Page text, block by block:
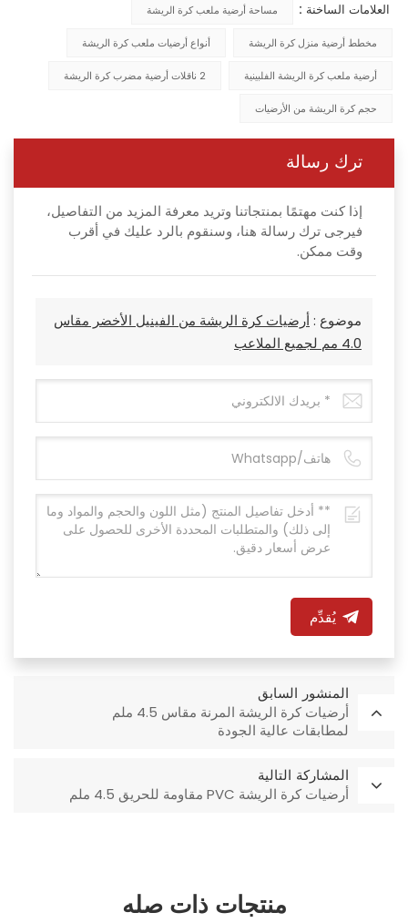
العلامات الساخنة : مساحة أرضية ملعب كرة الريشة
مخطط أرضية منزل كرة الريشة أنواع أرضيات ملعب كرة الريشة
أرضية ملعب كرة الريشة الفلبينية 2 ناقلات أرضية مضرب كرة الريشة
حجم كرة الريشة من الأرضيات
ترك رسالة
إذا كنت مهتمًا بمنتجاتنا وتريد معرفة المزيد من التفاصيل،
فيرجى ترك رسالة هنا، وسنقوم بالرد عليك في أقرب
وقت ممكن.
موضوع :أرضيات كرة الريشة من الفينيل الأخضر مقاس
4.0 مم لجميع الملاعب
يُقدِّم
المنشور السابق
أرضيات كرة الريشة المرنة مقاس 4.5 ملم
لمطابقات عالية الجودة
المشاركة التالية
أرضيات كرة الريشة PVC مقاومة للحريق 4.5 ملم
منتجات ذات صله